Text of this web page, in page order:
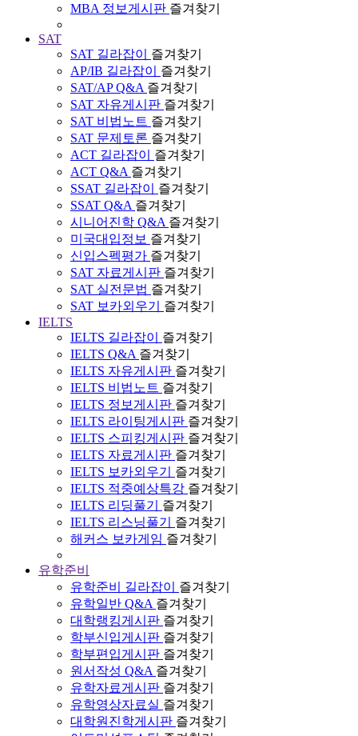
MBA 정보게시판 즐겨찾기
SAT
SAT 길라잡이
즐겨찾기
AP/IB 길라잡이
즐겨찾기
SAT/AP Q&A 즐겨찾기
SAT 자유게시판 즐겨찾기
SAT 비법노트 즐겨찾기
SAT 문제토론 즐겨찾기
ACT 길라잡이
즐겨찾기
ACT Q&A 즐겨찾기
SSAT 길라잡이
즐겨찾기
SSAT Q&A 즐겨찾기
시니어진학 Q&A 즐겨찾기
미국대입정보 즐겨찾기
신입스펙평가 즐겨찾기
SAT 자료게시판 즐겨찾기
SAT 실전문법 즐겨찾기
SAT 보카외우기
즐겨찾기
IELTS
IELTS 길라잡이
즐겨찾기
IELTS Q&A 즐겨찾기
IELTS 자유게시판 즐겨찾기
IELTS 비법노트 즐겨찾기
IELTS 정보게시판 즐겨찾기
IELTS 라이팅게시판 즐겨찾기
IELTS 스피킹게시판 즐겨찾기
IELTS 자료게시판 즐겨찾기
IELTS 보카외우기
즐겨찾기
IELTS 적중예상특강 즐겨찾기
IELTS 리딩풀기
즐겨찾기
IELTS 리스닝풀기
즐겨찾기
해커스 보카게임 즐겨찾기
유학준비
유학준비 길라잡이
즐겨찾기
유학일반 Q&A 즐겨찾기
대학랭킹게시판 즐겨찾기
학부신입게시판 즐겨찾기
학부편입게시판 즐겨찾기
원서작성 Q&A 즐겨찾기
유학자료게시판 즐겨찾기
유학영상자료실 즐겨찾기
대학원진학게시판 즐겨찾기